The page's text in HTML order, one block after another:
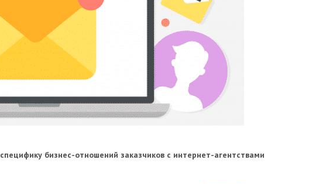
специфику бизнес-отношений заказчиков с интернет-агентствами